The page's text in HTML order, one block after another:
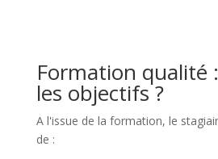
Formation qualité
les objectifs ?
A l'issue de la formation, le
de :